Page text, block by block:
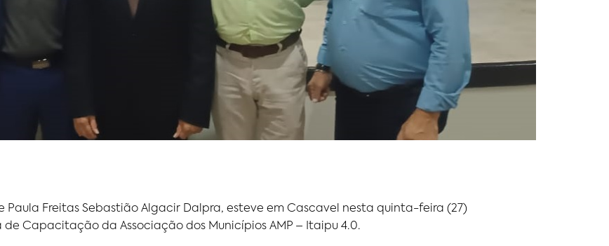
Paula Freitas Sebastião Algacir Dalpra, esteve em Cascavel nesta quinta-feira (27)
Capacitação da Associação dos Municípios AMP – Itaipu 4.0.